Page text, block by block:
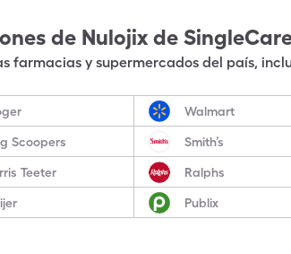
de Nulojix de
farmacias y supermercados del país,
Walmart
Scoopers Smith’s
Teeter Ralphs
Publix